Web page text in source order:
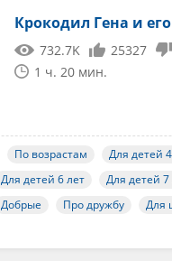
Крокодил Гена и
732.7K 25327
1 ч. 20 мин.
По возрастам
Для детей
Для детей 6 лет
Для детей 7
Добрые Про дружбу
Для